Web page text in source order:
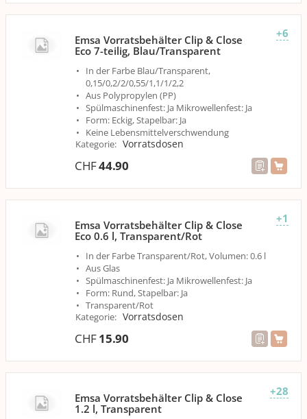
+6
Emsa Vorratsbehälter Clip & Close
Eco 7-teilig, Blau/Transparent
In der Farbe Blau/Transparent,
0,15/0,2/2/0,55/1,1/1/2,2
Aus Polypropylen (PP)
Spülmaschinenfest: Ja Mikrowellenfest: Ja
Form: Eckig, Stapelbar: Ja
Keine Lebensmittelverschwendung
Kategorie: Vorratsdosen
CHF44.90
+1
Emsa Vorratsbehälter Clip & Close
Eco 0.6 l, Transparent/Rot
In der Farbe Transparent/Rot, Volumen: 0.6 l
Aus Glas
Spülmaschinenfest: Ja Mikrowellenfest: Ja
Form: Rund, Stapelbar: Ja
Transparent/Rot
Kategorie: Vorratsdosen
CHF15.90
+28
Emsa Vorratsbehälter Clip & Close
1.2 l, Transparent